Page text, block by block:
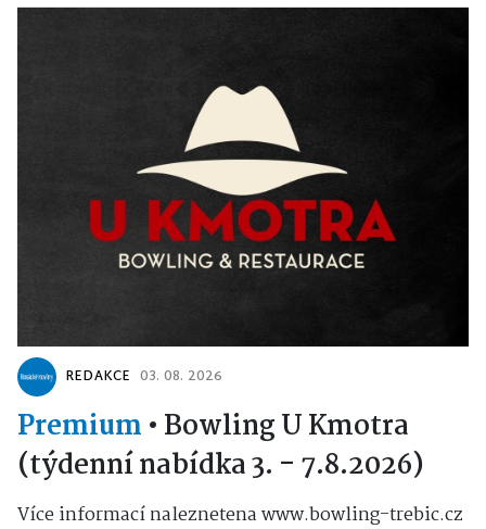
REDAKCE 03. 08. 2026
Premium • Bowling U Kmotra
(týdenní nabídka 3. - 7.8.2026)
Více informací naleznetena www.bowling-trebic.cz